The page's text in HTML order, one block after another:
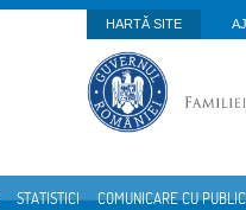
HARTĂ SITE
STATISTICI COMUNICARE CU